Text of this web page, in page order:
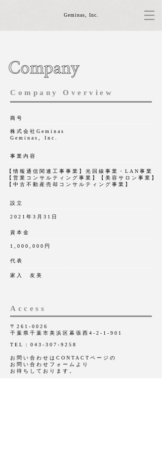
Geminas, Inc.
Company Overview
商号
株式会社Geminas
​Geminas, Inc.
事業内容
【情報通信関連工事事業】光回線事業・LAN事業
【営業コンサルティング事業】【美容サロン事業】
【中古不動産売却コンサルティング事業】
設立
2021年3月31日
資本金
1,000,000円
代表
家入 友美
Access
〒261-0026
千葉県千葉市美浜区幕張西4-2-1-901
TEL： 043-307-9258
お問い合わせはCONTACTページの
​お問い合わせフォームより
​お待ちしております。